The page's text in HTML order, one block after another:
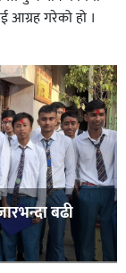
आग्रह गरेको हो ।
बढी